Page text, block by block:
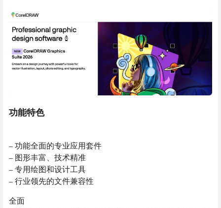
功能特色
– 功能全面的专业应用套件
– 图形丰富、技术精准
– 专用绘图和设计工具
– 行业领先的文件兼容性
全面